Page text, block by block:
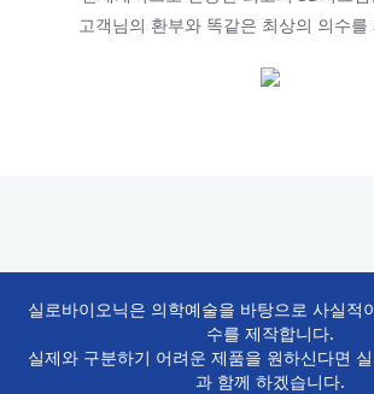
고객님의 환부와 똑같은 최상의 의수를
실로바이오닉은 의학예술을 바탕으로 사실적
수를 제작합니다.
실제와 구분하기 어려운 제품을 원하신다면
과 함께 하겠습니다.